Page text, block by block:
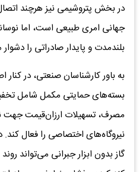
در بخش پتروشیمی نیز هرچند
جهانی امری طبیعی است، اما
بلندمدت و پایدار صادراتی را
به باور کارشناسان صنعتی، در
بسته‌های حمایتی مکمل شامل
مصرف، تسهیلات ارزان‌قیمت جهت
نیروگاه‌های اختصاصی را فعال
گاز بدون ابزار جبرانی می‌تواند